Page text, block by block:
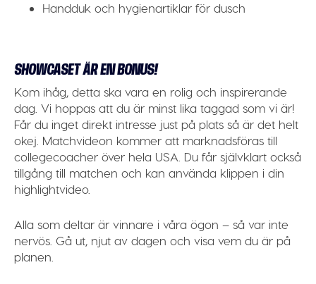
Handduk och hygienartiklar för dusch
SHOWCASET ÄR EN BONUS!
Kom ihåg, detta ska vara en rolig och inspirerande
dag. Vi hoppas att du är minst lika taggad som vi är!
Får du inget direkt intresse just på plats så är det helt
okej. Matchvideon kommer att marknadsföras till
collegecoacher över hela USA. Du får självklart också
tillgång till matchen och kan använda klippen i din
highlightvideo.
Alla som deltar är vinnare i våra ögon – så var inte
nervös. Gå ut, njut av dagen och visa vem du är på
planen.